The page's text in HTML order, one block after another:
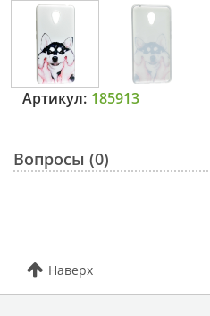
Артикул: 185913
Вопросы (0)
Наверх